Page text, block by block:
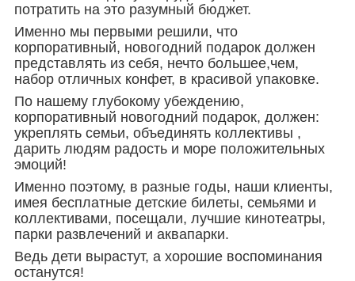
потратить на это разумный бюджет.
Именно мы первыми решили, что
корпоративный, новогодний подарок должен
представлять из себя, нечто большее,чем,
набор отличных конфет, в красивой упаковке.
По нашему глубокому убеждению,
корпоративный новогодний подарок, должен:
укреплять семьи, объединять коллективы ,
дарить людям радость и море положительных
эмоций!
Именно поэтому, в разные годы, наши клиенты,
имея бесплатные детские билеты, семьями и
коллективами, посещали, лучшие кинотеатры,
парки развлечений и аквапарки.
Ведь дети вырастут, а хорошие воспоминания
останутся!